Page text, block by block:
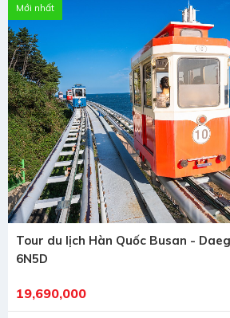
Mới nhất
Tour du lịch Hàn Quốc Busan -
6N5D
19,690,000